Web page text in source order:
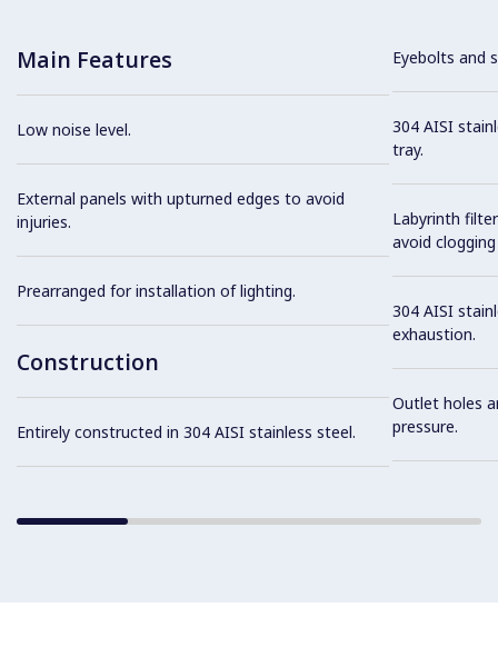
Main Features
Low noise level.
External panels with upturned edges to avoid
injuries.
Prearranged for installation of lighting.
Construction
Entirely constructed in 304 AISI stainless steel.
Eyebolts and
304 AISI
tray.
Labyrinth
avoid
304 AISI
exhaustion.
Outlet holes
pressure.